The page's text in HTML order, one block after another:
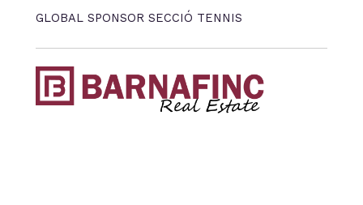
GLOBAL SPONSOR SECCIÓ TENNIS